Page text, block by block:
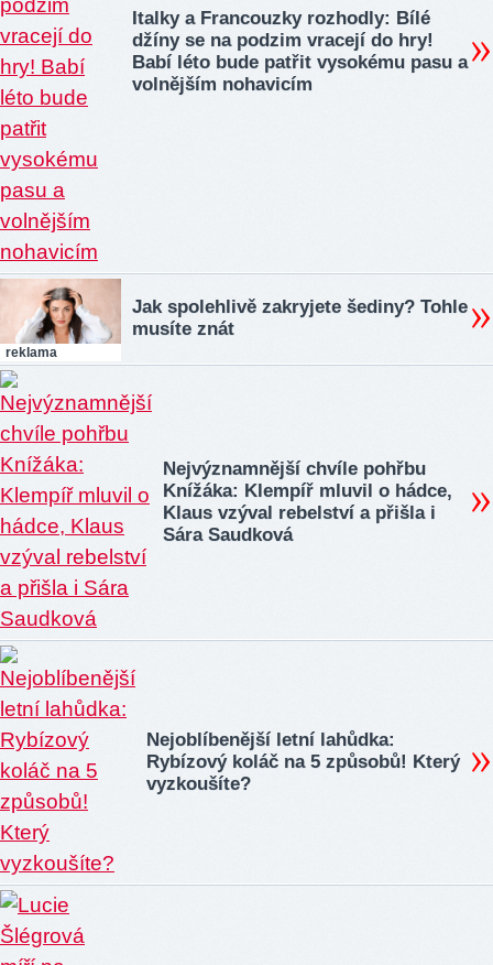
Italky a Francouzky rozhodly: Bílé
džíny se na podzim vracejí do hry!
Babí léto bude patřit vysokému pasu a
volnějším nohavicím
reklama
Jak spolehlivě zakryjete šediny? Tohle
musíte znát
Nejvýznamnější chvíle pohřbu
Knížáka: Klempíř mluvil o hádce,
Klaus vzýval rebelství a přišla i
Sára Saudková
Nejoblíbenější letní lahůdka:
Rybízový koláč na 5 způsobů! Který
vyzkoušíte?